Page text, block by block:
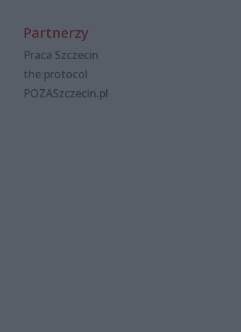
Partnerzy
Praca Szczecin
the:protocol
POZASzczecin.pl